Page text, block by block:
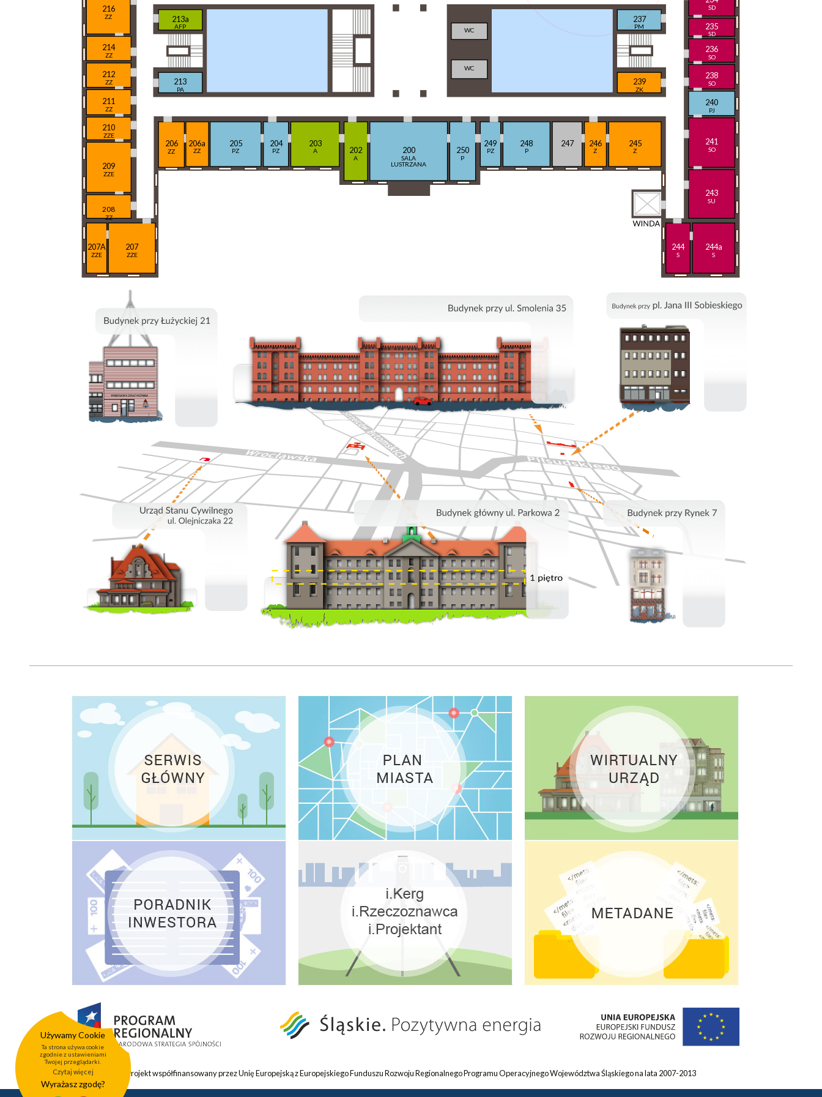
WC
WC
200
SALA
LUSTRZANA
202
A
203
A
204
PZ
205
PZ
206
ZZ
206a
ZZ
207
ZZE
207A
ZZE
208
ZZ
209
ZZE
210
ZZE
211
ZZ
212
ZZ 213
PA
213a
AFP
214
ZZ
216
ZZ
SD
235
SD
236
SO
237
PM
238
SO
239
ZK
240
PJ
241
SO
243
SU
244
S
244a
S
245
Z
246
Z
247
248
P
249
PZ
250
P
Projekt współfinansowany przez Unię Europejską z Europejskiego Funduszu Rozwoju Regionalnego Programu Operacyjnego Województwa Śląskiego na lata 2007-2013
Używamy Cookie
Ta strona używa cookie
zgodnie z ustawieniami
Twojej przeglądarki.
Czytaj więcej
Wyrażasz zgodę?